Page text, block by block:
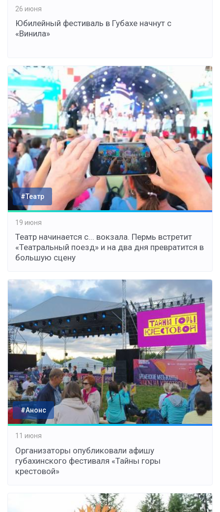
26 июня
Юбилейный фестиваль в Губахе начнут с
«Винила»
#Театр
19 июня
Театр начинается с... вокзала. Пермь встретит
«Театральный поезд» и на два дня превратится в
большую сцену
#Анонс
11 июня
Организаторы опубликовали афишу
губахинского фестиваля «Тайны горы
крестовой»